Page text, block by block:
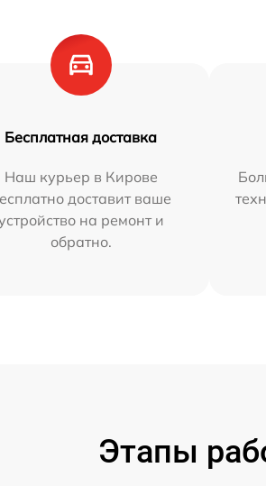
Бесплатная доставка
Наш курьер в Кирове
доставит ваше
на ремонт и
обратно.
Этапы